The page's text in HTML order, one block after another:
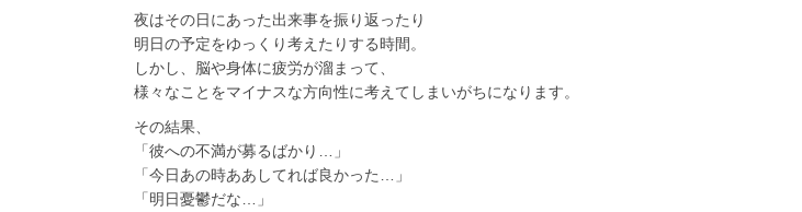
夜はその日にあった出来事を振り返ったり
明日の予定をゆっくり考えたりする時間。
しかし、脳や身体に疲労が溜まって、
様々なことをマイナスな方向性に考えてしまいがちになります。
その結果、
「彼への不満が募るばかり…」
「今日あの時ああしてれば良かった…」
「明日憂鬱だな…」